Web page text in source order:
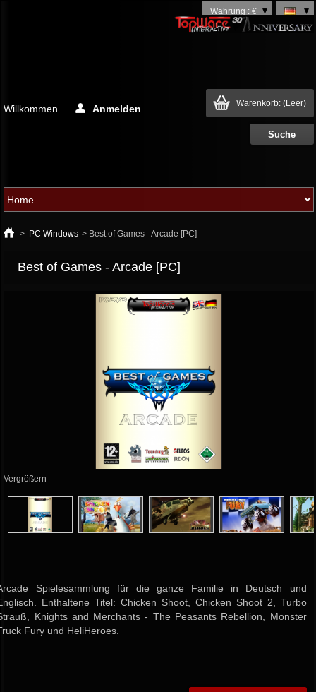
Währung : €
Warenkorb: (Leer)
Willkommen Anmelden
> PC Windows > Best of Games - Arcade [PC]
Best of Games - Arcade [PC]
Vergrößern
Spielesammlung für die ganze Familie in Deutsch und
Enthaltene Titel: Chicken Shoot, Chicken Shoot 2, Turbo
Knights and Merchants - The Peasants Rebellion, Monster
Fury und HeliHeroes.